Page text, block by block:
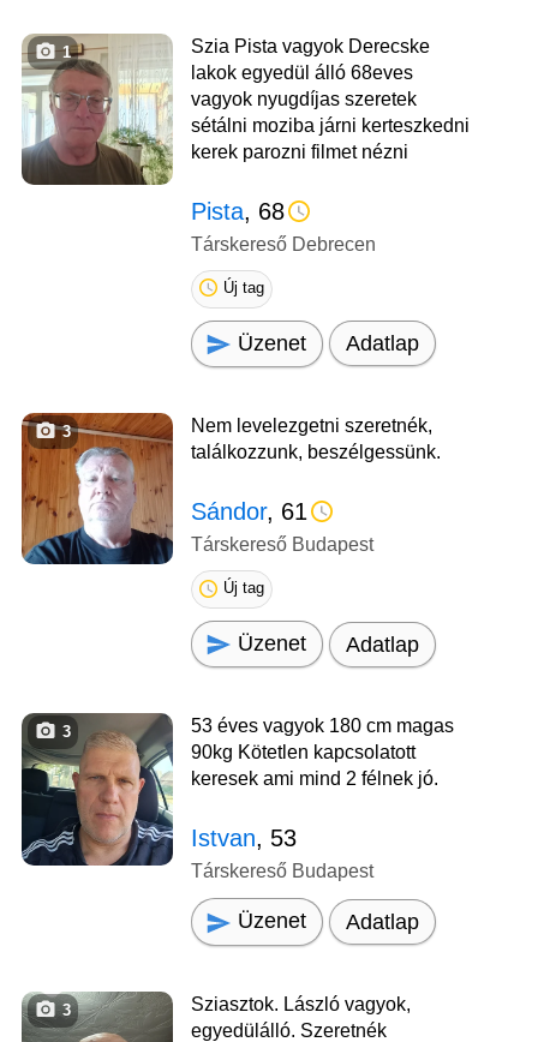
1
Szia Pista vagyok Derecske
lakok egyedül álló 68eves
vagyok nyugdíjas szeretek
sétálni moziba járni kerteszkedni
kerek parozni filmet nézni
Pista, 68
Társkereső Debrecen
Új tag
Üzenet Adatlap
3
Nem levelezgetni szeretnék,
találkozzunk, beszélgessünk.
Sándor, 61
Társkereső Budapest
Új tag
Üzenet Adatlap
3
53 éves vagyok 180 cm magas
90kg Kötetlen kapcsolatott
keresek ami mind 2 félnek jó.
Istvan, 53
Társkereső Budapest
Üzenet Adatlap
3
Sziasztok. László vagyok,
egyedülálló. Szeretnék